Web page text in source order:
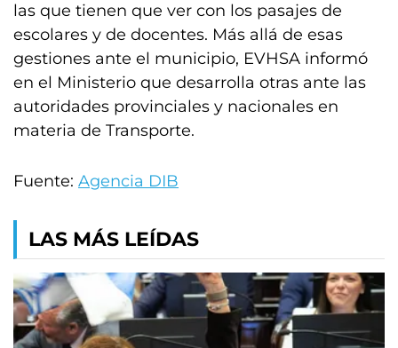
las que tienen que ver con los pasajes de
escolares y de docentes. Más allá de esas
gestiones ante el municipio, EVHSA informó
en el Ministerio que desarrolla otras ante las
autoridades provinciales y nacionales en
materia de Transporte.
Fuente: Agencia DIB
LAS MÁS LEÍDAS